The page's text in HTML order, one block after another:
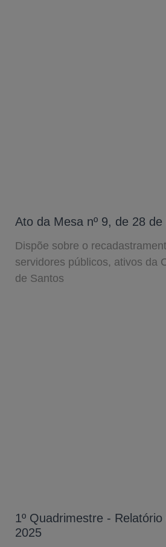
Ato da Mesa nº 9, de 28
Dispõe sobre o
servidores públicos, ativos da
de Santos
1º Quadrimestre -
2025